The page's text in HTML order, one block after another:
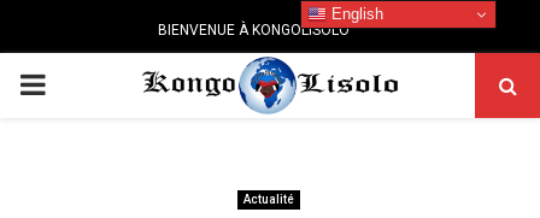
BIENVENUE À KONGOLISOLO
PRIMARY
Actualité
English